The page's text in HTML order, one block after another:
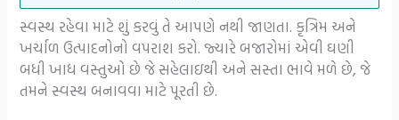
સ્વસ્થ રહેવા માટે શું કરવું તે આપણે નથી જાણતા. કૃત્રિમ અને
ખર્ચાળ ઉત્પાદનોનો વપરાશ કરો. જ્યારે બજારોમાં એવી ઘણી
બધી ખાદ્ય વસ્તુઓ છે જે સહેલાઇથી અને સસ્તા ભાવે મળે છે, જે
તમને સ્વસ્થ બનાવવા માટે પૂરતી છે.